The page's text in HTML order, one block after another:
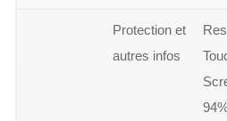
Protection et
autres infos